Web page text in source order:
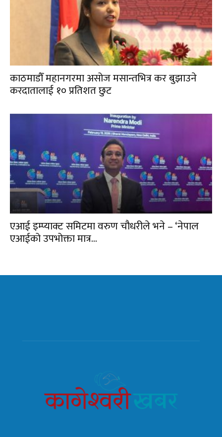
काठमाडौँ महानगरमा असोज मसान्तभित्र कर बुझाउने
करदातालाई १० प्रतिशत छुट
एआई इम्प्याक्ट समिटमा वरुण चौधरीले भने – ‘नेपाल
एआईको उपभोक्ता मात्र...